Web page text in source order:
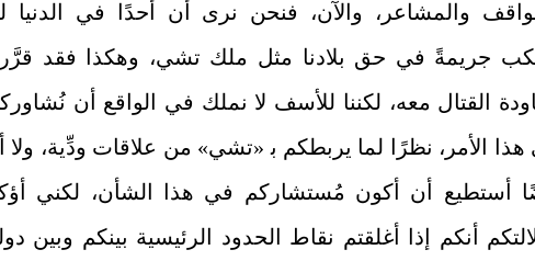
والمشاعر، والآن، فنحن نرى أن أحدًا في الدنيا
جريمةً في حق بلادنا مثل ملك تشي، وهكذا فقد
القتال معه، لكننا للأسف لا نملك في الواقع أن
الأمر، نظرًا لما يربطكم ﺑ «تشي» من علاقات ودِّية، ولا
أستطيع أن أكون مُستشاركم في هذا الشأن، لكني
أنكم إذا أغلقتم نقاط الحدود الرئيسية بينكم وبين